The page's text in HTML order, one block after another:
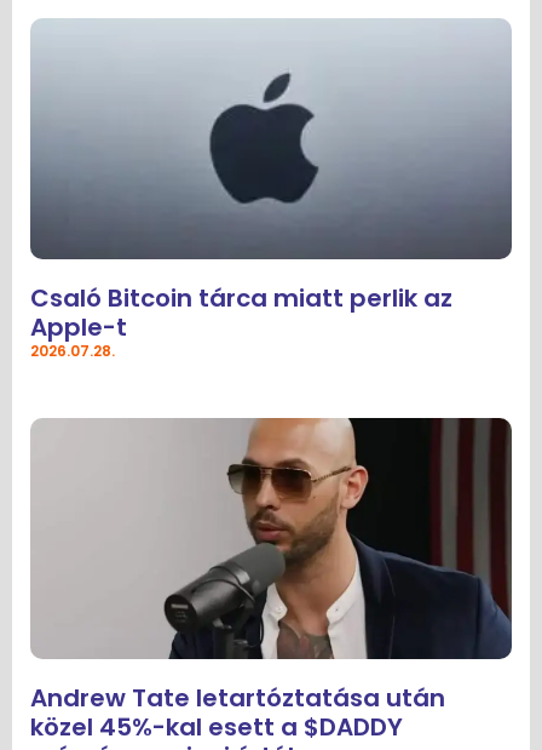
Csaló Bitcoin tárca miatt perlik az
Apple-t
2026.07.28.
Andrew Tate letartóztatása után
közel 45%-kal esett a $DADDY